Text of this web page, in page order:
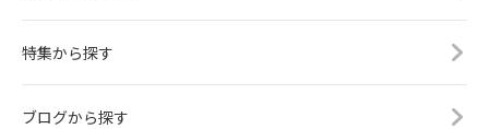
特集から探す
ブログから探す